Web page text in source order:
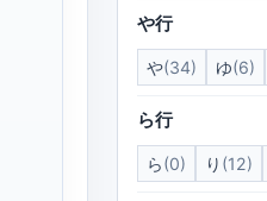
や行
や(34) ゆ(6)
ら行
ら(0) り (12)